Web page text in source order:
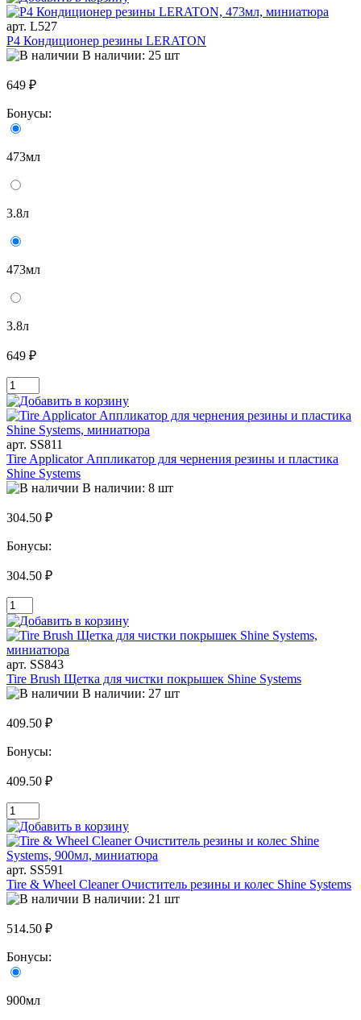
арт. L527
P4 Кондиционер резины LERATON
В наличии: 25 шт
649 ₽
Бонусы:
473мл
3.8л
473мл
3.8л
649 ₽
арт. SS811
Tire Applicator Аппликатор для чернения резины и пластика
Shine Systems
В наличии: 8 шт
304.50 ₽
Бонусы:
304.50 ₽
арт. SS843
Tire Brush Щетка для чистки покрышек Shine Systems
В наличии: 27 шт
409.50 ₽
Бонусы:
409.50 ₽
арт. SS591
Tire & Wheel Cleaner Очиститель резины и колес Shine Systems
В наличии: 21 шт
514.50 ₽
Бонусы:
900мл